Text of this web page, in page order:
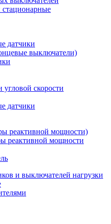
датчики
выключатели)
скорости
датчики
реактивной мощности)
реактивной мощности
и выключателей нагрузки